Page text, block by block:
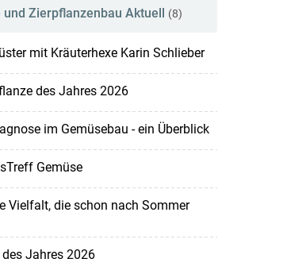
und Zierpflanzenbau Aktuell (8)
mit Kräuterhexe Karin Schlieber
des Jahres 2026
im Gemüsebau - ein Überblick
Gemüse
Vielfalt, die schon nach Sommer
des Jahres 2026